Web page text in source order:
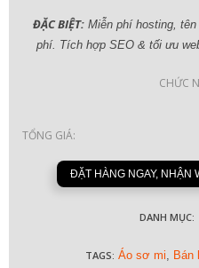
ĐẶC BIỆT:Miễn phí hosting, tên
phí. Tích hợp SEO & tối ưu
CHỨC
TỔNG GIÁ:
ĐẶT HÀNG NGAY, NHẬN
DANH MỤC:
TAGS: Áo sơ mi Bán